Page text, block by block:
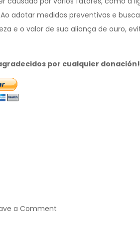
adotar medidas preventivas e
e o valor de sua aliança de ouro,
por cualquier donación!
a Comment